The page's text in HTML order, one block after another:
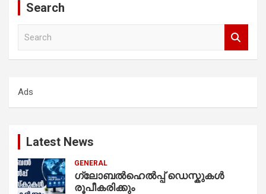
Search
h
Ads
Latest News
GENERAL
ഗ്ലോബൽഹെൽപ്പ് ഡെസ്കുകൾ
രൂപീകരിക്കും